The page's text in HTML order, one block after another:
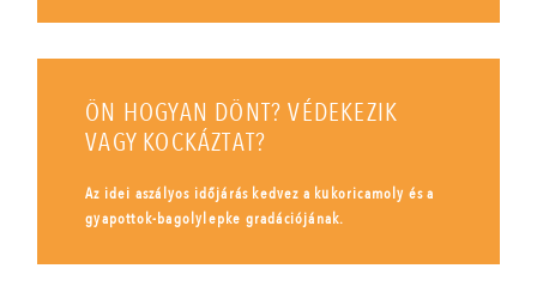
ÖN HOGYAN DÖNT? VÉDEKEZIK
VAGY KOCKÁZTAT?
Az idei aszályos időjárás kedvez a kukoricamoly és a
gyapottok-bagolylepke gradációjának.